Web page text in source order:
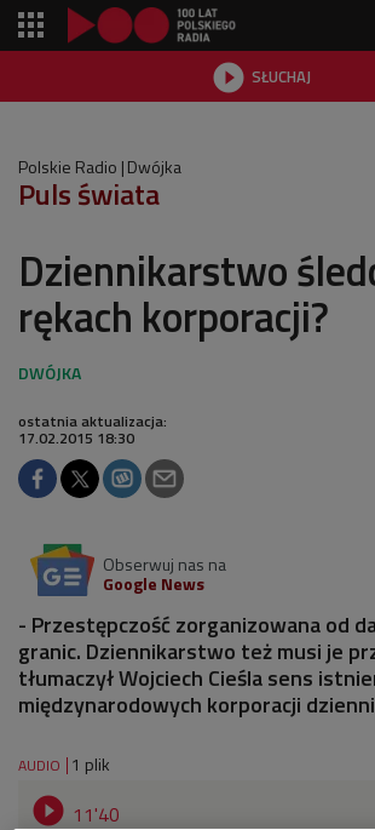
 SŁUCHAJ
Polskie Radio Dwójka
Puls świata
Dziennikarstwo
rękach korporacji?
ostatnia aktualizacja:
17.02.2015 18:30
Obserwuj nas na
Google News
- Przestępczość zorganizowana od
granic. Dziennikarstwo też musi je
tłumaczył Wojciech Cieśla sens
międzynarodowych korporacji
AUDIO 1 plik
 11'40